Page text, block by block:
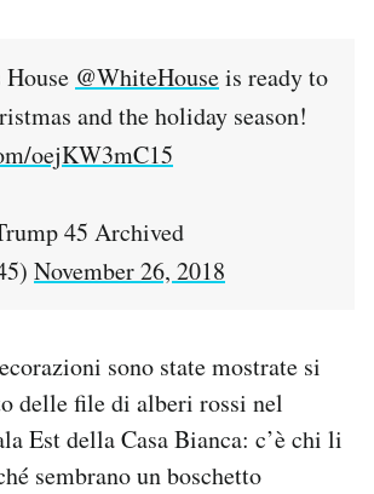
House @WhiteHouseis ready to
and the holiday season!
oejKW3mC15
45 Archived
November 26, 2018
sono state mostrate si
delle file di alberi rossi nel
Est della Casa Bianca: c’è chi li
sembrano un boschetto